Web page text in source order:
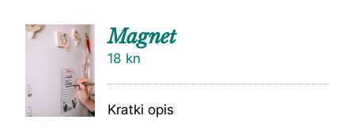
DODAJ
Magnet
18 kn
Kratki opis